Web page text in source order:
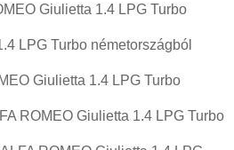
Giulietta 1.4 LPG Turbo
LPG Turbo németországból
Giulietta 1.4 LPG Turbo
ROMEO Giulietta 1.4 LPG Turbo